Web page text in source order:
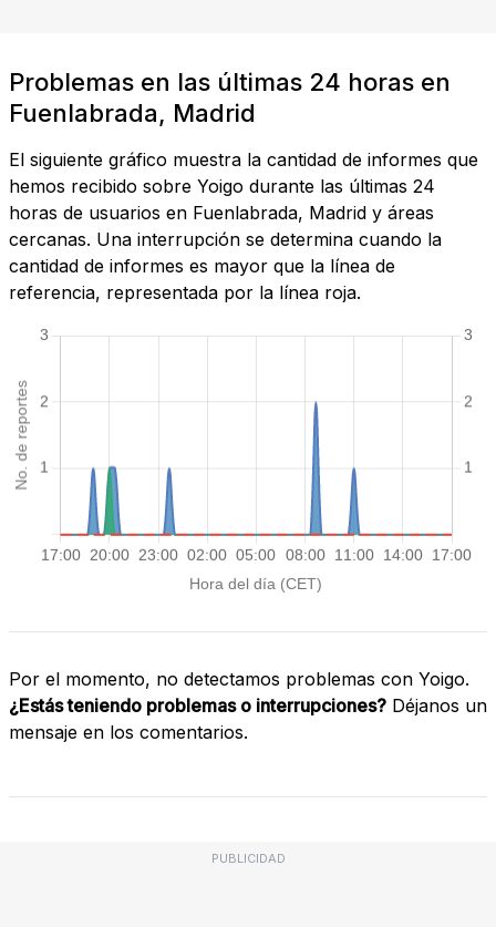
Problemas en las últimas 24 horas en
Fuenlabrada, Madrid
El siguiente gráfico muestra la cantidad de informes que
hemos recibido sobre Yoigo durante las últimas 24
horas de usuarios en Fuenlabrada, Madrid y áreas
cercanas. Una interrupción se determina cuando la
cantidad de informes es mayor que la línea de
referencia, representada por la línea roja.
Por el momento, no detectamos problemas con Yoigo.
¿Estás teniendo problemas o interrupciones? Déjanos un
mensaje en los comentarios.
PUBLICIDAD